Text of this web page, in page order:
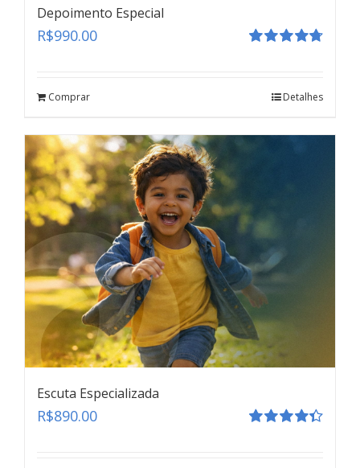
Depoimento Especial
R$990.00
Comprar Detalhes
Escuta Especializada
R$890.00